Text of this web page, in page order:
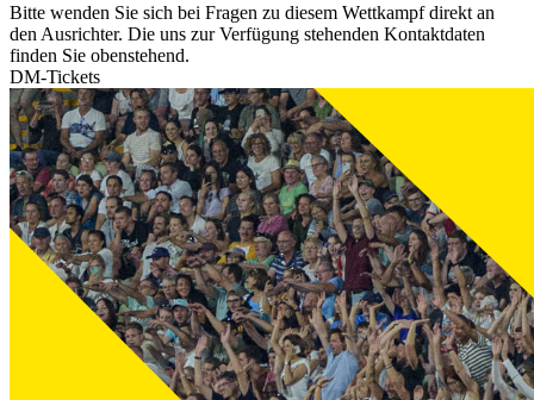
Bitte wenden Sie sich bei Fragen zu diesem Wettkampf direkt an
den Ausrichter. Die uns zur Verfügung stehenden Kontaktdaten
finden Sie obenstehend.
DM-Tickets